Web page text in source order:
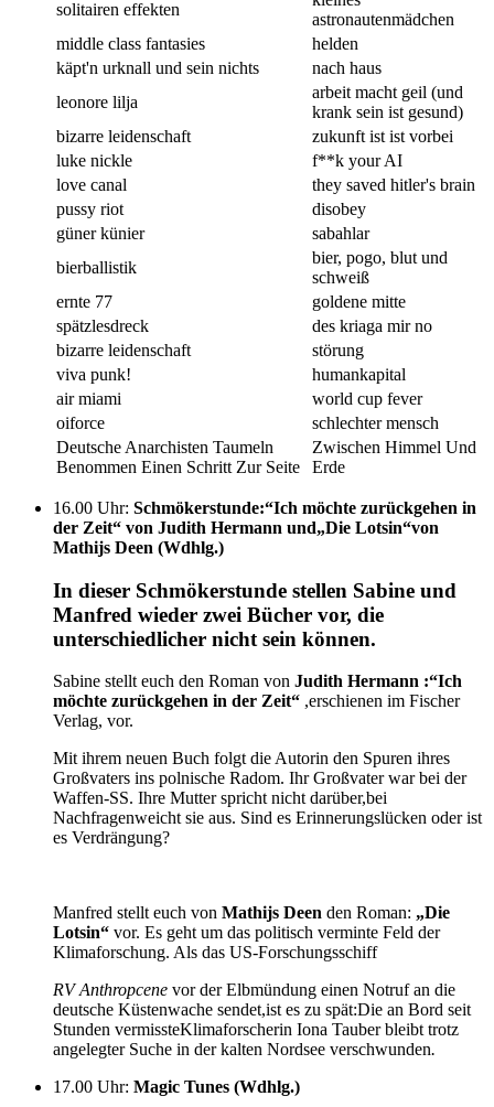
solitairen effekten
astronautenmädchen
middle class fantasies
helden
käpt'n urknall und sein nichts
nach haus
leonore lilja
arbeit macht geil (und
krank sein ist gesund)
bizarre leidenschaft
zukunft ist ist vorbei
luke nickle
f**k your AI
love canal
they saved hitler's brain
pussy riot
disobey
güner künier
sabahlar
bierballistik
bier, pogo, blut und
schweiß
ernte 77
goldene mitte
spätzlesdreck
des kriaga mir no
bizarre leidenschaft
störung
viva punk!
humankapital
air miami
world cup fever
oiforce
schlechter mensch
Deutsche Anarchisten Taumeln
Benommen Einen Schritt Zur Seite
Zwischen Himmel Und
Erde
16.00 Uhr: Schmökerstunde:“Ich möchte zurückgehen in
der Zeit“ von Judith Hermann und„Die Lotsin“von
Mathijs Deen (Wdhlg.)
In dieser Schmökerstunde stellen Sabine und
Manfred wieder zwei Bücher vor, die
unterschiedlicher nicht sein können.
Sabine stellt euch den Roman von Judith Hermann :“Ich
möchte zurückgehen in der Zeit“ ,erschienen im Fischer
Verlag, vor.
Mit ihrem neuen Buch folgt die Autorin den Spuren ihres
Großvaters ins polnische Radom. Ihr Großvater war bei der
Waffen-SS. Ihre Mutter spricht nicht darüber,bei
Nachfragenweicht sie aus. Sind es Erinnerungslücken oder ist
es Verdrängung?
Manfred stellt euch von Mathijs Deen den Roman: „Die
Lotsin“ vor. Es geht um das politisch verminte Feld der
Klimaforschung. Als das US-Forschungsschiff
RV Anthropcene vor der Elbmündung einen Notruf an die
deutsche Küstenwache sendet,ist es zu spät:Die an Bord seit
Stunden vermissteKlimaforscherin Iona Tauber bleibt trotz
angelegter Suche in der kalten Nordsee verschwunden.
17.00 Uhr: Magic Tunes (Wdhlg.)